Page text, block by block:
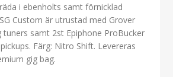
i ebenholts samt förnicklad
Custom är utrustad med Grover
samt 2st Epiphone ProBucker
Färg: Nitro Shift. Levereras
gig bag.